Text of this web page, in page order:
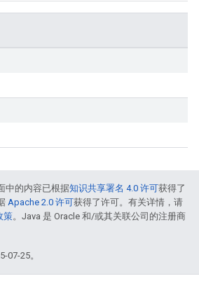
中的内容已根据知识共享署名 4.0 许可获得了
Apache 2.0 许可获得了许可。有关详情，请
策。Java 是 Oracle 和/或其关联公司的注册商
07-25。